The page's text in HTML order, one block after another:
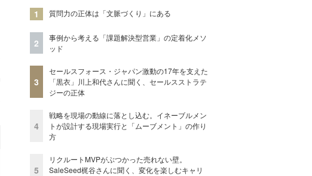
1 質問力の正体は「文脈づくり」にある
2
事例から考える「課題解決型営業」の定着化メソ
ッド
3
セールスフォース・ジャパン激動の17年を支えた
「黒衣」川上和代さんに聞く、セールスストラテ
ジーの正体
4
戦略を現場の動線に落とし込む。イネーブルメン
トが設計する現場実行と「ムーブメント」の作り
方
5
リクルートMVPがぶつかった売れない壁。
SaleSeed梶谷さんに聞く、変化を楽しむキャリ